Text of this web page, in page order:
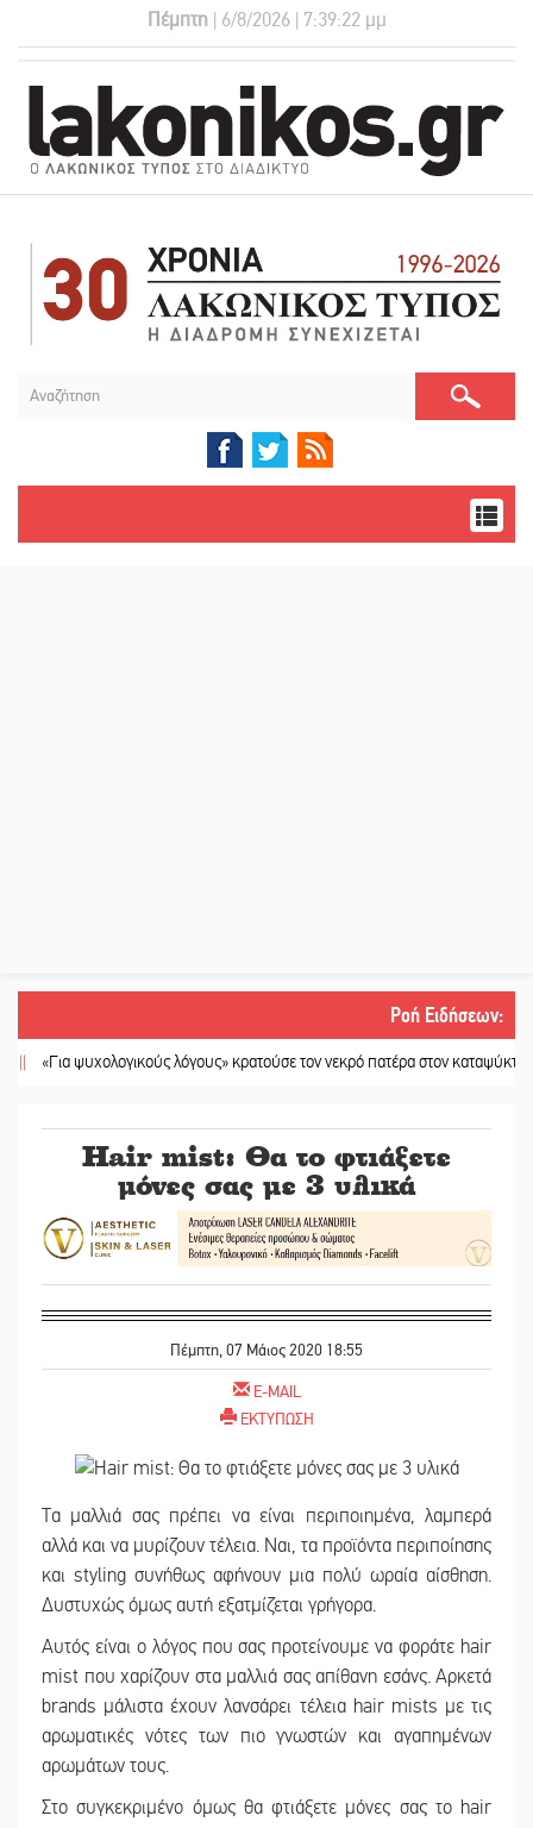
Πέμπτη | 6/8/2026 | 7:39:23 μμ
Ροή Ειδήσεων:
ψυχολογικούς λόγους» κρατούσε τον νεκρό πατέρα στον καταψύκτη ||
Hair mist: Θα το φτιάξετε
μόνες σας με 3 υλικά
Πέμπτη, 07 Μάιος 2020 18:55
E-MAIL
ΕΚΤΥΠΩΣΗ
Τα μαλλιά σας πρέπει να είναι περιποιημένα, λαμπερά
αλλά και να μυρίζουν τέλεια. Ναι, τα προϊόντα περιποίησης
και styling συνήθως αφήνουν μια πολύ ωραία αίσθηση.
Δυστυχώς όμως αυτή εξατμίζεται γρήγορα.
Αυτός είναι ο λόγος που σας προτείνουμε να φοράτε hair
mist που χαρίζουν στα μαλλιά σας απίθανη εσάνς. Αρκετά
brands μάλιστα έχουν λανσάρει τέλεια hair mists με τις
αρωματικές νότες των πιο γνωστών και αγαπημένων
αρωμάτων τους.
Στο συγκεκριμένο όμως θα φτιάξετε μόνες σας το hair